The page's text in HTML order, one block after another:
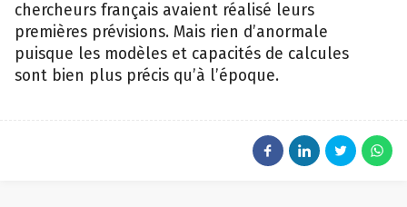
chercheurs français avaient réalisé leurs
premières prévisions. Mais rien d’anormale
puisque les modèles et capacités de calcules
sont bien plus précis qu’à l’époque.